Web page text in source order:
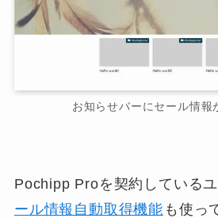
お知らせバーにセール情報
Pochipp Proを契約しているユ
ール情報自動取得機能 も使っ